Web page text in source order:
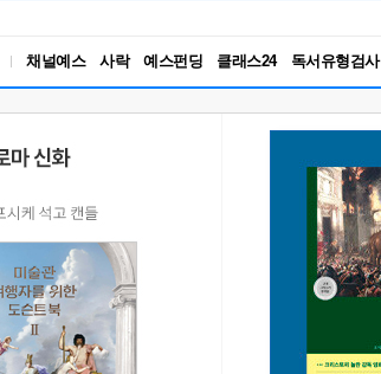
채널예스 사락 예스펀딩 클래스24
독서유형검사
RBTI Lab
독서유형검사